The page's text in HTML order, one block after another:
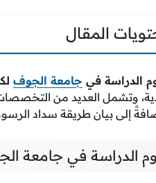
المقال
الدراسة في جامعة الجوف
وتشمل العديد من التخصصات
إلى بيان طريقة سداد
الدراسة في جامعة